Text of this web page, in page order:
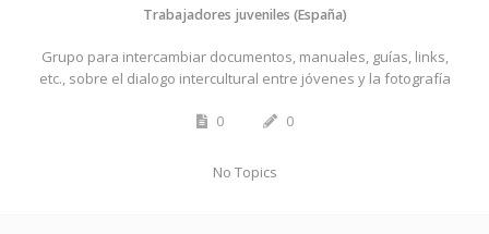
Trabajadores juveniles (España)
Grupo para intercambiar documentos, manuales, guías, links,
etc., sobre el dialogo intercultural entre jóvenes y la fotografía
0 0
No Topics